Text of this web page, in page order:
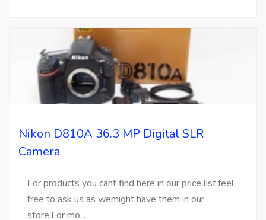
Nikon D810A 36.3 MP Digital SLR
Camera
For products you cant find here in our price list,feel
free to ask us as wemight have them in our
store.For mo...